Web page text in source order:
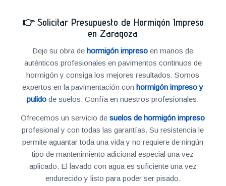
👉 Solicitar Presupuesto de Hormigón Impreso
en Zaragoza
Deje su obra dehormigón impreso en manos de
auténticos profesionales en pavimentos continuos de
hormigón y consiga los mejores resultados. Somos
expertos en la pavimentación conhormigón impreso y
pulido de suelos. Confía en nuestros profesionales.
Ofrecemos un servicio desuelos de hormigón impreso
profesional y con todas las garantías. Su resistencia le
permite aguantar toda una vida y no requiere de ningún
tipo de mantenimiento adicional especial una vez
aplicado. El lavado con agua es suficiente una vez
endurecido y listo para poder ser pisado.